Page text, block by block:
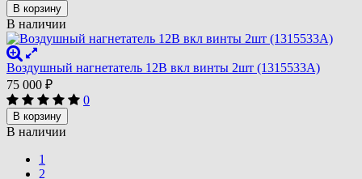
В корзину
В наличии
Воздушный нагнетатель 12В вкл винты 2шт (1315533A)
75 000 ₽
0
В корзину
В наличии
1
2